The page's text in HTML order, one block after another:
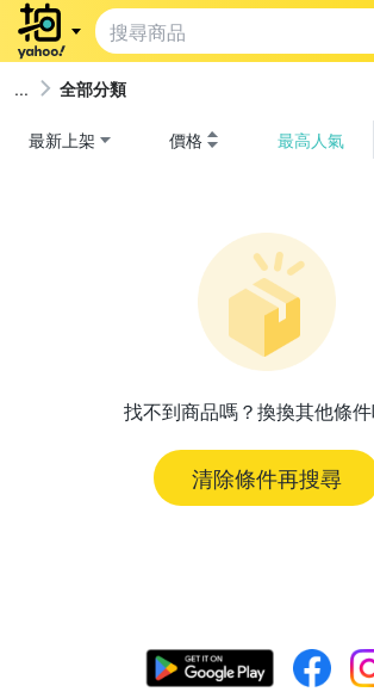
全部分類
最新上架 價格 最高人氣
找不到商品嗎？換換其他條件
清除條件再搜尋